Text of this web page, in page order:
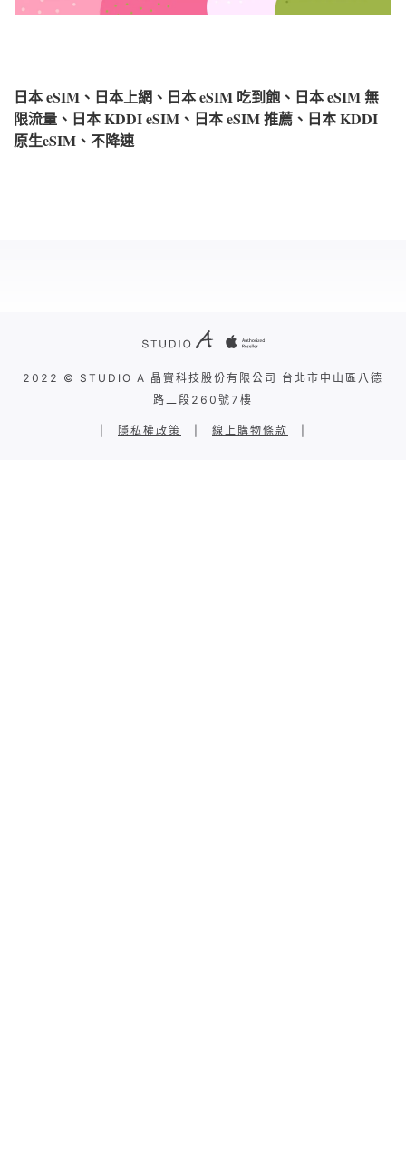
日本 eSIM、日本上網、日本 eSIM 吃到飽、日本 eSIM 無
限流量、日本 KDDI eSIM、日本 eSIM 推薦、日本 KDDI
原生eSIM、不降速
2022 © STUDIO A 晶實科技股份有限公司 台北市中山區八德
路二段260號7樓
隱私權政策 線上購物條款